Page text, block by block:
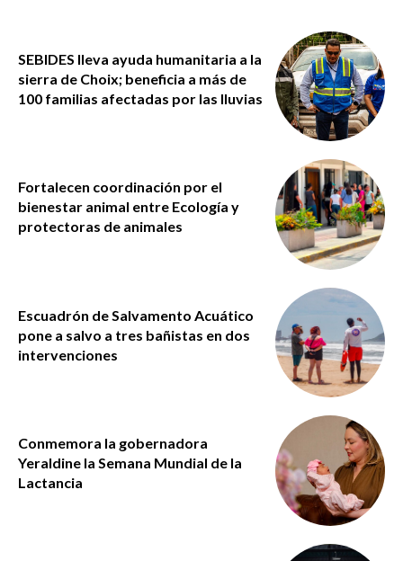
SEBIDES lleva ayuda humanitaria a la
sierra de Choix; beneficia a más de
100 familias afectadas por las lluvias
Fortalecen coordinación por el
bienestar animal entre Ecología y
protectoras de animales
Escuadrón de Salvamento Acuático
pone a salvo a tres bañistas en dos
intervenciones
Conmemora la gobernadora
Yeraldine la Semana Mundial de la
Lactancia